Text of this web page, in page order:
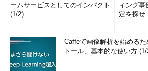
ームサービスとしてのインパクト
(1/2)
ィング
定を探せ
Caffeで画像解析を始める
トール、基本的な使い方